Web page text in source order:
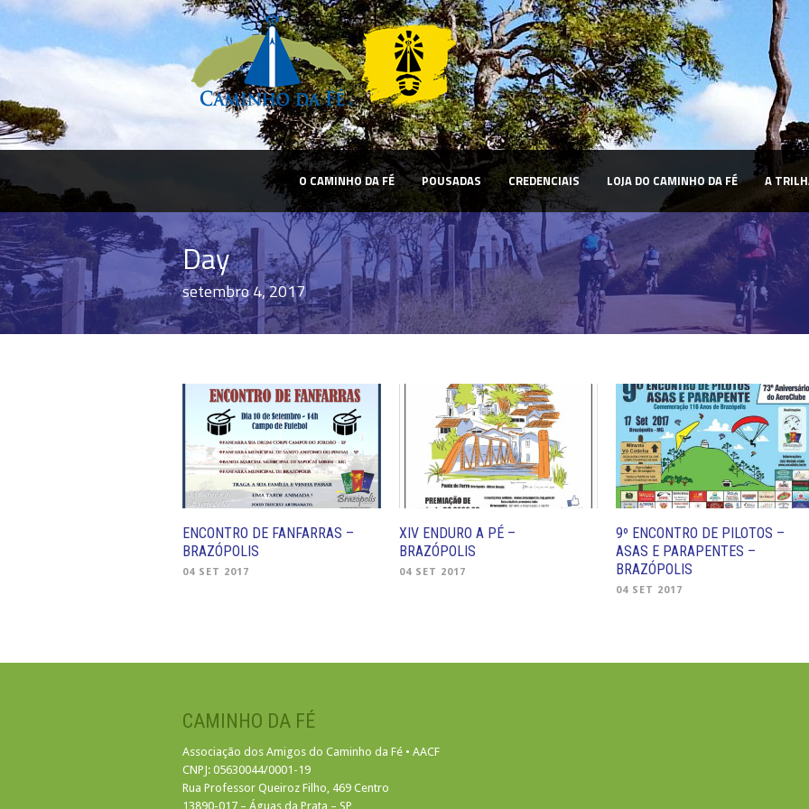
O CAMINHO DA FÉ POUSADAS CREDENCIAIS LOJA DO CAMINHO DA FÉ A
Day
setembro 4, 2017
ENCONTRO DE FANFARRAS –
BRAZÓPOLIS
04 SET 2017
XIV ENDURO A PÉ –
BRAZÓPOLIS
04 SET 2017
9º ENCONTRO DE PILOTOS –
ASAS E PARAPENTES –
BRAZÓPOLIS
04 SET 2017
CAMINHO DA FÉ
Associação dos Amigos do Caminho da Fé • AACF
CNPJ: 05630044/0001-19
Rua Professor Queiroz Filho, 469 Centro
13890-017 – Águas da Prata – SP